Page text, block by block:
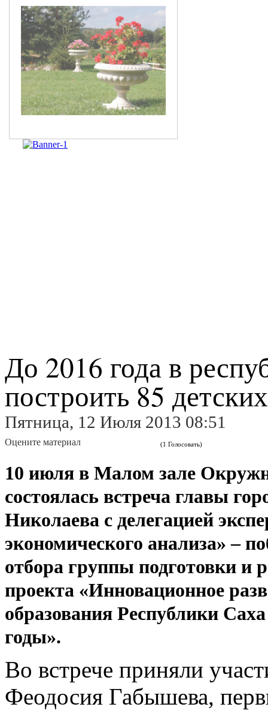
До 2016 года в
построить 85
Пятница, 12 Июля 2013 08:51
Оцените материал (1 Голосовать)
10 июля в Малом зале
состоялась встреча главы
Николаева с делегацией
экономического анализа» –
отбора группы подготовки и
проекта «Инновационное
образования Республики
годы».
Во встрече приняли
Феодосия Габышева,